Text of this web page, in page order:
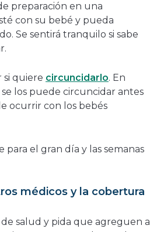
preparación en una
con su bebé y pueda
Se sentirá tranquilo si sabe
si quiere circuncidarlo. En
los puede circuncidar antes
ocurrir con los bebés
el gran día y las semanas
médicos y la cobertura
salud y pida que agreguen a